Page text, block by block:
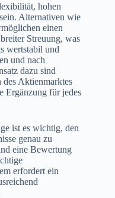
hohen
Alternativen wie
einen
Streuung, was
wertstabil und
und nach
dazu sind
Aktienmarktes
Ergänzung für jedes
ist es wichtig, den
genau zu
eine Bewertung
erfordert ein